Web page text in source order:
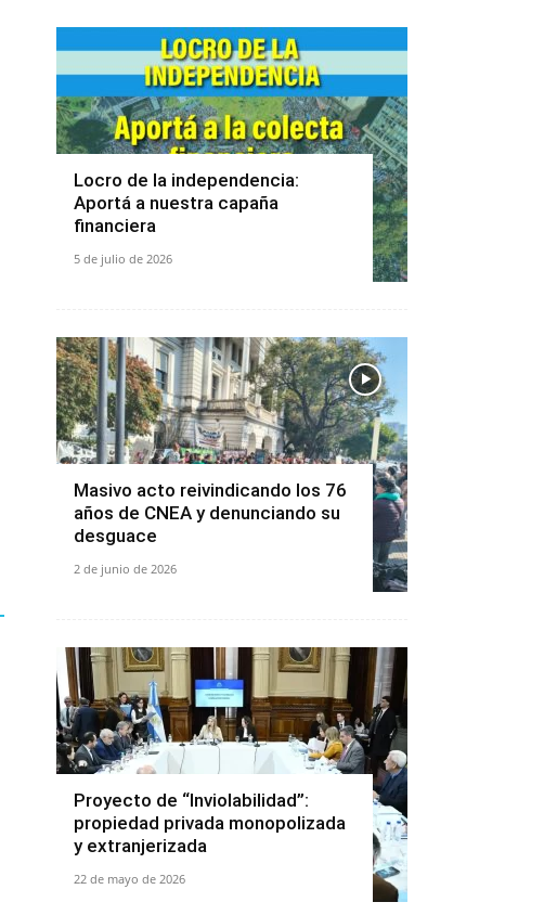
Locro de la independencia:
Aportá a nuestra capaña
financiera
5 de julio de 2026
Masivo acto reivindicando los 76
años de CNEA y denunciando su
desguace
2 de junio de 2026
Proyecto de “Inviolabilidad”:
propiedad privada monopolizada
y extranjerizada
22 de mayo de 2026